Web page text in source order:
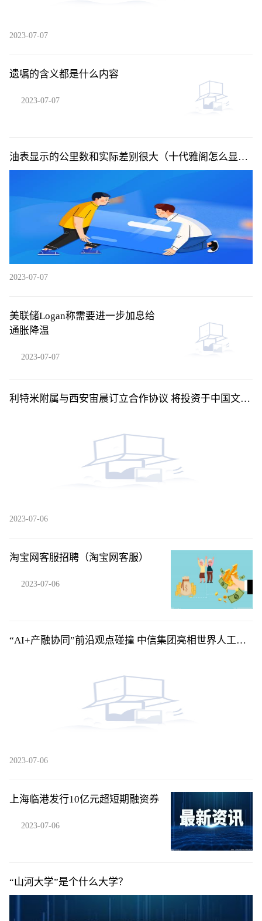
2023-07-07
遗嘱的含义都是什么内容
2023-07-07
油表显示的公里数和实际差别很大（十代雅阁怎么显示
公里数）
2023-07-07
美联储Logan称需要进一步加息给
通胀降温
2023-07-07
利特米附属与西安宙晨订立合作协议 将投资于中国文昌
2023-07-06
淘宝网客服招聘（淘宝网客服）
2023-07-06
“AI+产融协同”前沿观点碰撞 中信集团亮相世界人工智
2023-07-06
上海临港发行10亿元超短期融资券
2023-07-06
“山河大学”是个什么大学？